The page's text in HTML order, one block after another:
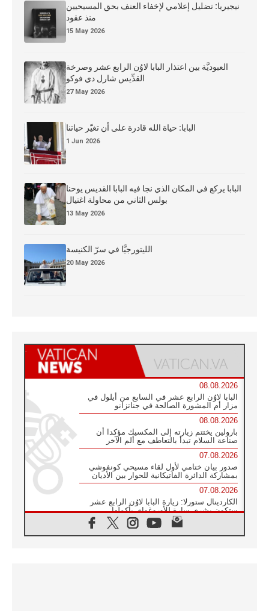
نيجيريا: تضليل إعلامي لإخفاء العنف بحق المسيحيين
منذ عقود
15 May 2026
العبوديَّة بين اعتذار البابا لاوُن الرابع عشر وصرخة
القدِّيس شارل دي فوكو
27 May 2026
البابا: حياة الله قادرة على أن تغيّر حياتنا
1 Jun 2026
البابا يركع في المكان الذي نجا فيه البابا القديس يوحنا
بولس الثاني من محاولة اغتيال
13 May 2026
الليتورجيَّا في سرّ الكنيسة
20 May 2026
08.08.2026
البابا لاوُن الرابع عشر في السابع من أيلول في
مزار أم المشورة الصالحة في جناتزانو
08.08.2026
بارولين يختتم زيارته إلى المكسيك مؤكدا أن
صناعة السلام تبدأ بالتعاطف مع ألم الآخر
07.08.2026
صدور بيان ختامي لأول لقاء مسيحي كونفوشي
بمشاركة الدائرة الفاتيكانية للحوار بين الأديان
07.08.2026
الكاردينال ستورلا: زيارة البابا لاوُن الرابع عشر
ستكون بشرى سارة للأوروغواي بأكملها
الفاتيكان يعلن برنامج الزيارة الرسولية للبابا لاوُن